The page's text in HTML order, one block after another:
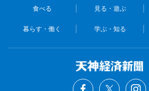
食べる 見る・遊ぶ
暮らす・働く 学ぶ・知る